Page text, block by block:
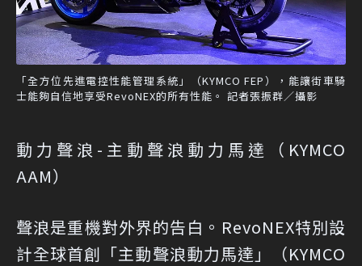
「全方位先進電控性能管理系統」（KYMCO FEP），能讓街車騎
士能夠自信地享受RevoNEX的所有性能。 記者張振群／攝影
動力聲浪-主動聲浪動力馬達（KYMCO
AAM）
聲浪是重機對外界的告白。RevoNEX特別設
計全球首創「主動聲浪動力馬達」（KYMCO